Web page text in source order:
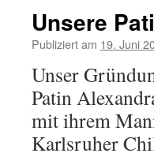
Unsere
Publiziert am 19. Juni
Unser
Patin
mit ihrem
Karlsruher